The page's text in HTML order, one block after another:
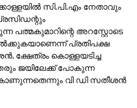
സി.പി.എം നേതാവും
പത്മകുമാറിന്റെ അറസ്റ്റോടെ
പ്രതിപക്ഷ
ക്ഷേത്രം കൊള്ളയടിച്ച
ജയിലേക്ക് പോകുന്ന
വി ഡി സതീശന്‍